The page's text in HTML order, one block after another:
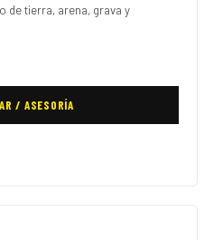
de tierra, arena, grava y
/ ASESORÍA